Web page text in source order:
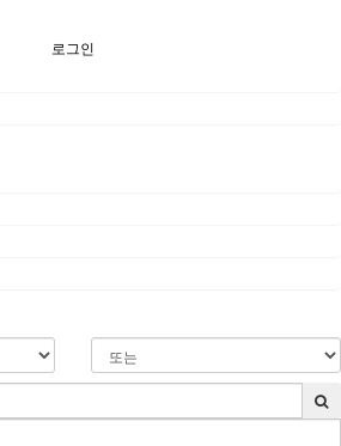
로그인